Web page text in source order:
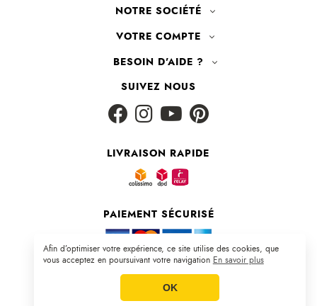
Afin d’optimiser votre expérience, ce site utilise des cookies, que
vous acceptez en poursuivant votre navigation En savoir plus
OK
NOTRE SOCIÉTÉ
VOTRE COMPTE
BESOIN D'AIDE ?
SUIVEZ NOUS
LIVRAISON RAPIDE
PAIEMENT SÉCURISÉ
| CGV | Mentions légales